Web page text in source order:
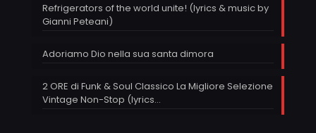
Refrigerators of the world unite! (lyrics & music by
Gianni Peteani)
Adoriamo Dio nella sua santa dimora
2 ORE di Funk & Soul Classico La Migliore Selezione
Vintage Non-Stop (lyrics…